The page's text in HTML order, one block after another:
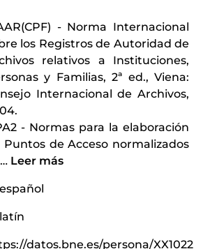
- Norma Internacional
los Registros de Autoridad de
relativos a Instituciones,
y Familias, 2ª ed., Viena:
Internacional de Archivos,
- Normas para la elaboración
Puntos de Acceso normalizados
… Leer más
español
latín
datos.bne.es/persona/XX1022